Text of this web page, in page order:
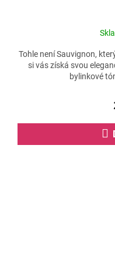
Tohle není Sauvignon,
si vás získá svou
bylinkové